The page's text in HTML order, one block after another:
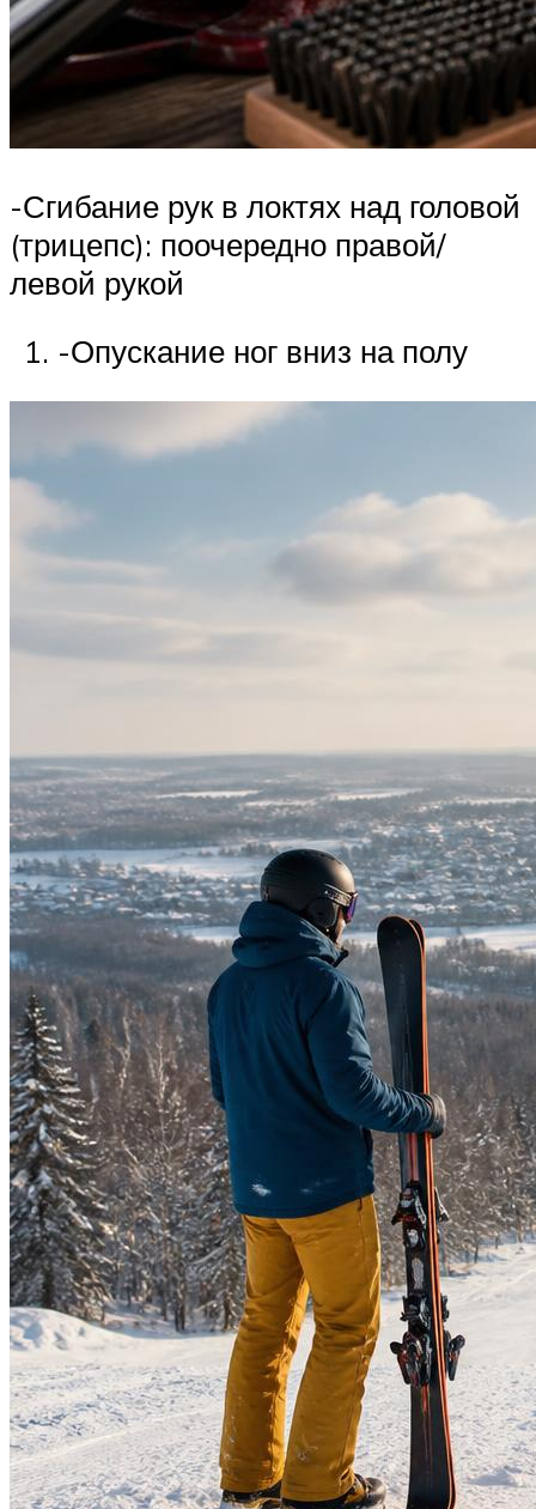
-Сгибание рук в локтях над головой
(трицепс): поочередно правой/
левой рукой
-Опускание ног вниз на полу